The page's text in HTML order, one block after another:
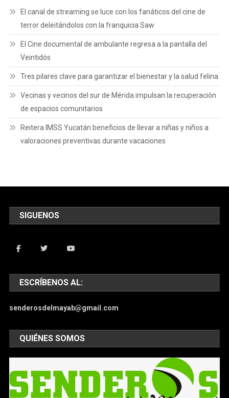
El canal de streaming se luce con los fanáticos del cine de
terror deleitándolos con la franquicia Saw
El Cine documental de ambulante regresa a la pantalla del
Veintidós
Tres pilares clave para garantizar el bienestar y la salud felina
Vecinas y vecinos del sur de Mérida impulsan la recuperación
de espacios comunitarios
Reitera IMSS Yucatán beneficios de llevar a niñas y niños a
valoraciones preventivas durante vacaciones
SIGUENOS
ESCRÍBENOS AL:
senderosdelmayab@gmail.com
QUIÉNES SOMOS